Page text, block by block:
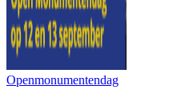
Openmonumentendag